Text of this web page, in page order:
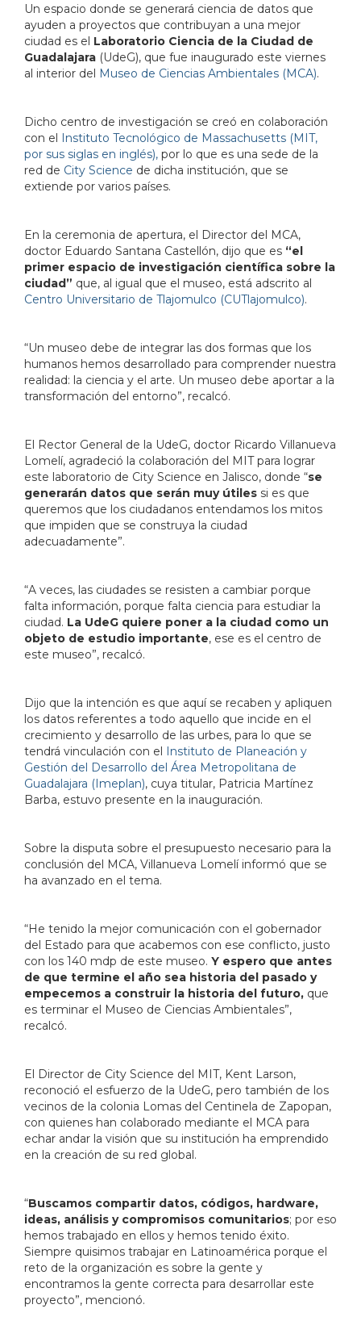
Un espacio donde se generará ciencia de datos que
ayuden a proyectos que contribuyan a una mejor
ciudad es el Laboratorio Ciencia de la Ciudad de
Guadalajara (UdeG), que fue inaugurado este viernes
al interior del Museo de Ciencias Ambientales (MCA).
Dicho centro de investigación se creó en colaboración
con el Instituto Tecnológico de Massachusetts (MIT,
por sus siglas en inglés), por lo que es una sede de la
red de City Science de dicha institución, que se
extiende por varios países.
En la ceremonia de apertura, el Director del MCA,
doctor Eduardo Santana Castellón, dijo que es “el
primer espacio de investigación científica sobre la
ciudad” que, al igual que el museo, está adscrito al
Centro Universitario de Tlajomulco (CUTlajomulco).
“Un museo debe de integrar las dos formas que los
humanos hemos desarrollado para comprender nuestra
realidad: la ciencia y el arte. Un museo debe aportar a la
transformación del entorno”, recalcó.
El Rector General de la UdeG, doctor Ricardo Villanueva
Lomelí, agradeció la colaboración del MIT para lograr
este laboratorio de City Science en Jalisco, donde “se
generarán datos que serán muy útiles si es que
queremos que los ciudadanos entendamos los mitos
que impiden que se construya la ciudad
adecuadamente”.
“A veces, las ciudades se resisten a cambiar porque
falta información, porque falta ciencia para estudiar la
ciudad. La UdeG quiere poner a la ciudad como un
objeto de estudio importante, ese es el centro de
este museo”, recalcó.
Dijo que la intención es que aquí se recaben y apliquen
los datos referentes a todo aquello que incide en el
crecimiento y desarrollo de las urbes, para lo que se
tendrá vinculación con el Instituto de Planeación y
Gestión del Desarrollo del Área Metropolitana de
Guadalajara (Imeplan), cuya titular, Patricia Martínez
Barba, estuvo presente en la inauguración.
Sobre la disputa sobre el presupuesto necesario para la
conclusión del MCA, Villanueva Lomelí informó que se
ha avanzado en el tema.
“He tenido la mejor comunicación con el gobernador
del Estado para que acabemos con ese conflicto, justo
con los 140 mdp de este museo. Y espero que antes
de que termine el año sea historia del pasado y
empecemos a construir la historia del futuro, que
es terminar el Museo de Ciencias Ambientales”,
recalcó.
El Director de City Science del MIT, Kent Larson,
reconoció el esfuerzo de la UdeG, pero también de los
vecinos de la colonia Lomas del Centinela de Zapopan,
con quienes han colaborado mediante el MCA para
echar andar la visión que su institución ha emprendido
en la creación de su red global.
“Buscamos compartir datos, códigos, hardware,
ideas, análisis y compromisos comunitarios; por eso
hemos trabajado en ellos y hemos tenido éxito.
Siempre quisimos trabajar en Latinoamérica porque el
reto de la organización es sobre la gente y
encontramos la gente correcta para desarrollar este
proyecto”, mencionó.